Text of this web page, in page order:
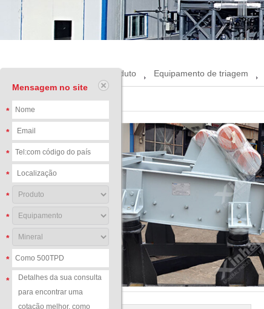
Produto Equipamento de triagem
Mensagem no site
*
*
*
*
*
*
*
*
*